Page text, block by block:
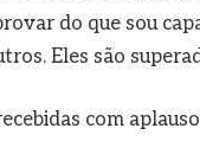
do que sou
Eles são
com